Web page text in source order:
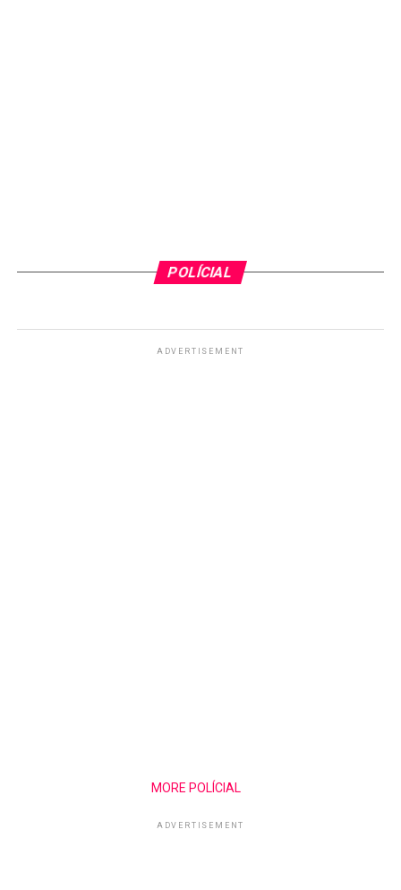
POLÍCIAL
ADVERTISEMENT
MORE POLÍCIAL
ADVERTISEMENT